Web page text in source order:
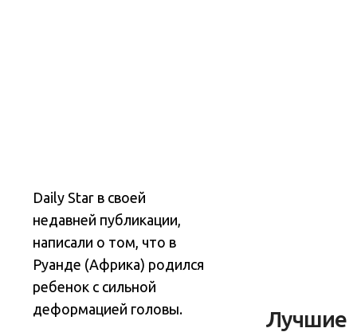
Daily Star в своей
недавней публикации,
написали о том, что в
Руанде (Африка) родился
ребенок с сильной
деформацией головы.
Лучшие